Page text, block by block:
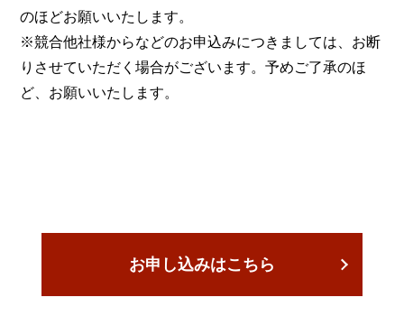
のほどお願いいたします。
※競合他社様からなどのお申込みにつきましては、お断
りさせていただく場合がございます。予めご了承のほ
ど、お願いいたします。
お申し込みはこちら